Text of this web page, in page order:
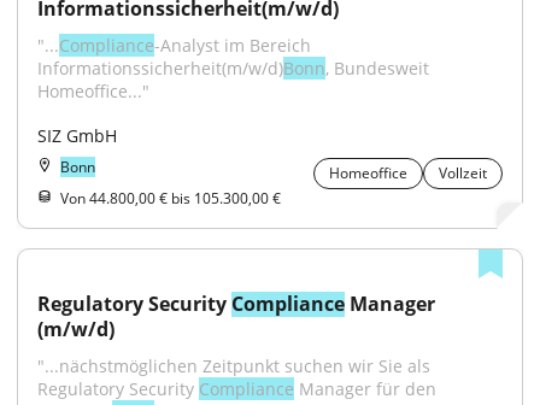
Informationssicherheit(m/w/d)
"...Compliance-Analyst im Bereich
Informationssicherheit(m/w/d)Bonn, Bundesweit
Homeoffice..."
SIZ GmbH
Bonn Homeoffice
Vollzeit
Von 44.800,00 € bis 105.300,00 €
Regulatory Security Compliance Manager
(m/w/d)
"...nächstmöglichen Zeitpunkt suchen wir Sie als
Regulatory Security Compliance Manager für den